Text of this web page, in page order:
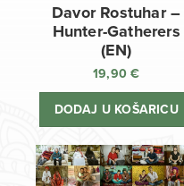
Davor Rostuhar –
Hunter-Gatherers
(EN)
19,90€
DODAJ U KOŠARICU